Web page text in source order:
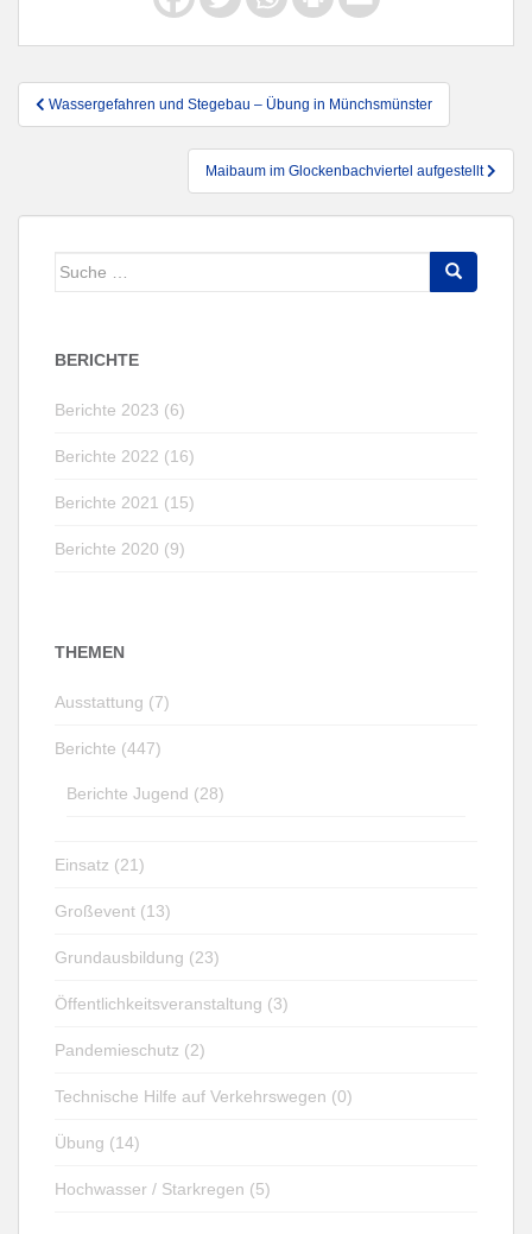
Beitragsnavigation
Wassergefahren und Stegebau – Übung in Münchsmünster
Maibaum im Glockenbachviertel aufgestellt
Suche
BERICHTE
Berichte 2023 (6)
Berichte 2022 (16)
Berichte 2021 (15)
Berichte 2020 (9)
THEMEN
Ausstattung (7)
Berichte (447)
Berichte Jugend (28)
Einsatz (21)
Großevent (13)
Grundausbildung (23)
Öffentlichkeitsveranstaltung (3)
Pandemieschutz (2)
Technische Hilfe auf Verkehrswegen (0)
Übung (14)
Hochwasser / Starkregen (5)